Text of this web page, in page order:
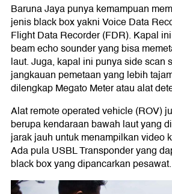
Baruna Jaya punya kemampuan
jenis black box yakni Voice Data
Flight Data Recorder (FDR). Kapal
beam echo sounder yang bisa
laut. Juga, kapal ini punya side scan
jangkauan pemetaan yang lebih
dilengkap Megato Meter atau alat
Alat remote operated vehicle (ROV)
berupa kendaraan bawah laut yang
jarak jauh untuk menampilkan video
Ada pula USBL Transponder yang
black box yang dipancarkan pesawat.